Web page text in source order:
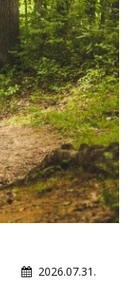
2026.07.31.